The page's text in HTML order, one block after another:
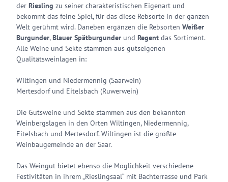
der Riesling zu seiner charakteristischen Eigenart und
bekommt das feine Spiel, für das diese Rebsorte in der ganzen
Welt gerühmt wird. Daneben ergänzen die Rebsorten Weißer
Burgunder,Blauer Spätburgunder und Regent das Sortiment.
Alle Weine und Sekte stammen aus gutseigenen
Qualitätsweinlagen in:
Wiltingen und Niedermennig (Saarwein)
Mertesdorf und Eitelsbach (Ruwerwein)
Die Gutsweine und Sekte stammen aus den bekannten
Weinbergslagen in den Orten Wiltingen, Niedermennig,
Eitelsbach und Mertesdorf. Wiltingen ist die größte
Weinbaugemeinde an der Saar.
Das Weingut bietet ebenso die Möglichkeit verschiedene
Festivitäten in ihrem „Rieslingsaal“ mit Bachterrasse und Park